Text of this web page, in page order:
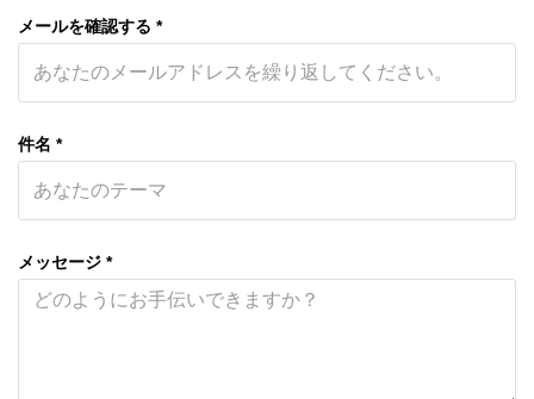
メールを確認する *
件名 *
メッセージ *